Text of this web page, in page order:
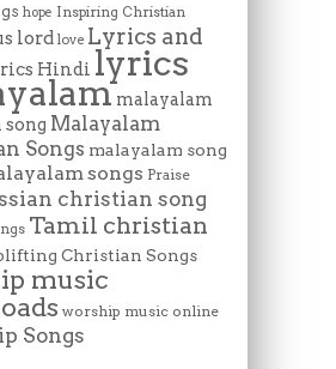
hope Inspiring Christian
lord love Lyrics and
Hindi lyrics
malayalam
Malayalam
Songs malayalam song
songs Praise
christian song
Tamil christian
Christian Songs
music
worship music online
Songs